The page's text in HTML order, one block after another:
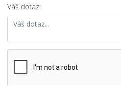
Váš dotaz: